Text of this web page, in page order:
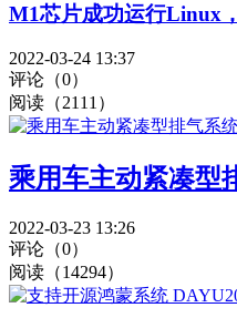
M1芯片成功运行Linux
2022-03-24 13:37
评论（0）
阅读（2111）
乘用车主动紧凑型
2022-03-23 13:26
评论（0）
阅读（14294）